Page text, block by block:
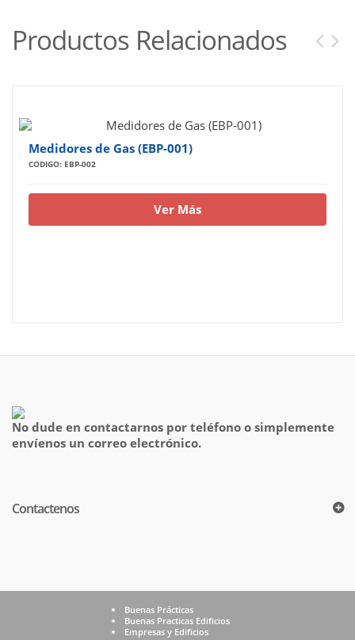
Productos Relacionados
Medidores de Gas (EBP-001)
CODIGO: EBP-002
Ver Más
No dude en contactarnos por teléfono o simplemente
envíenos un correo electrónico.
Contactenos
Buenas Prácticas
Buenas Practicas Edificios
Empresas y Edificios